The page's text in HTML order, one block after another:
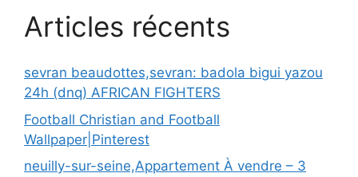
Articles récents
sevran beaudottes,sevran: badola bigui yazou
24h (dnq) AFRICAN FIGHTERS
Football Christian and Football
Wallpaper|Pinterest
neuilly-sur-seine,Appartement À vendre – 3